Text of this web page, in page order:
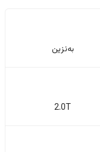
بەنزین
2.0T